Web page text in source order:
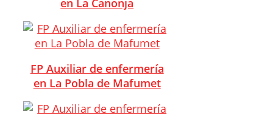
en La Canonja
FP Auxiliar de enfermería
en La Pobla de Mafumet